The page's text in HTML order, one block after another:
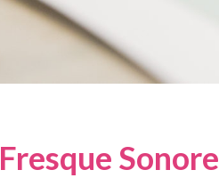
Fresque Sonore